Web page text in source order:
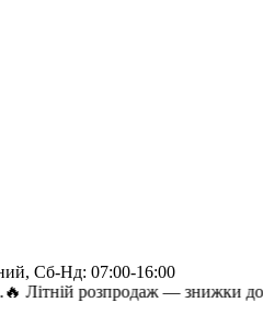
Сб-Нд: 07:00-16:00
розпродаж — знижки до 70% на